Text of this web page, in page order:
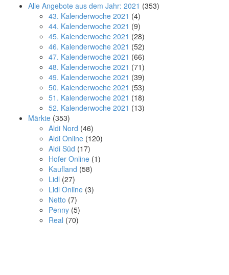
Alle Angebote aus dem Jahr: 2021 (353)
43. Kalenderwoche 2021 (4)
44. Kalenderwoche 2021 (9)
45. Kalenderwoche 2021 (28)
46. Kalenderwoche 2021 (52)
47. Kalenderwoche 2021 (66)
48. Kalenderwoche 2021 (71)
49. Kalenderwoche 2021 (39)
50. Kalenderwoche 2021 (53)
51. Kalenderwoche 2021 (18)
52. Kalenderwoche 2021 (13)
Märkte (353)
Aldi Nord (46)
Aldi Online (120)
Aldi Süd (17)
Hofer Online (1)
Kaufland (58)
Lidl (27)
Lidl Online (3)
Netto (7)
Penny (5)
Real (70)